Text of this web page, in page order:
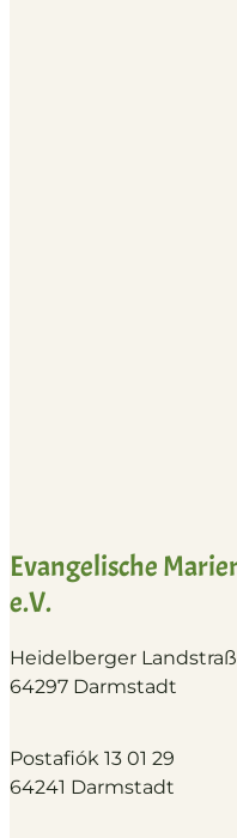
Evangelische
e.V.
Heidelberger
64297 Darmstadt
Postafiók 13 01 29
64241 Darmstadt